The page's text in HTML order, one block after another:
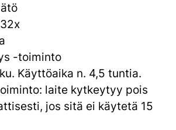
-toiminto
Käyttöaika n. 4,5 tuntia.
laite kytkeytyy pois
jos sitä ei käytetä 15